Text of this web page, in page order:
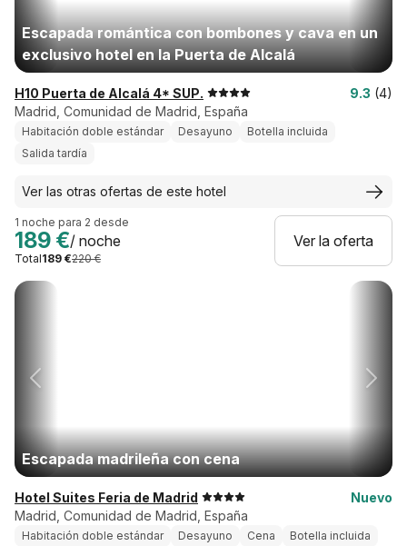
Escapada romántica con bombones y cava en un
exclusivo hotel en la Puerta de Alcalá
H10 Puerta de Alcalá 4* SUP. 9.3 (4)
Madrid, Comunidad de Madrid, España
Habitación doble estándar Desayuno
Botella incluida
Salida tardía
Ver las otras ofertas de este hotel
1 noche para 2 desde
189 €/ noche
Total189 €220 €
Ver la oferta
Escapada madrileña con cena
Hotel Suites Feria de Madrid
Nuevo
Madrid, Comunidad de Madrid, España
Habitación doble estándar Desayuno Cena Botella incluida